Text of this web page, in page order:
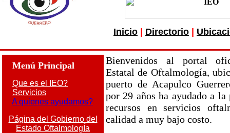
Inicio Directorio
Menú Principal
Que es el IEO?
Servicios
A quienes ayudamos?
Página del Gobierno del
Estado OftalmologÍa
Bienvenidos al portal
Estatal de Oftalmología,
puerto de Acapulco
por 29 años ha ayudado a
recursos en servicios
calidad a muy bajo costo.